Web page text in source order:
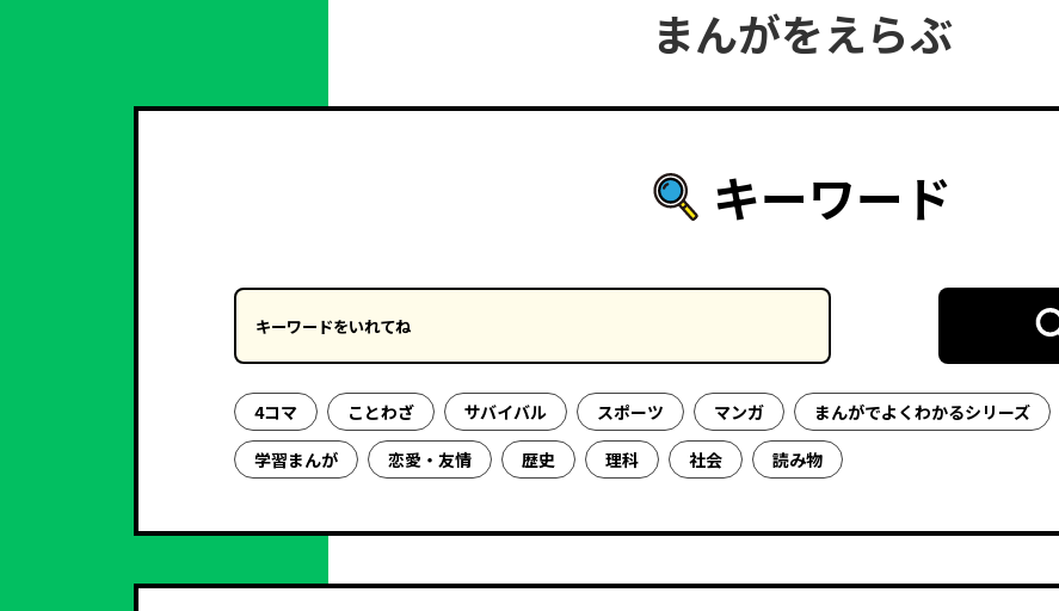
まんがをえらぶ
キーワード
キーワードを入力
4コマ ことわざ サバイバル スポーツ マンガ まんがでよくわかるシリーズ
学習まんが
恋愛・友情 歴史 理科 社会 読み物